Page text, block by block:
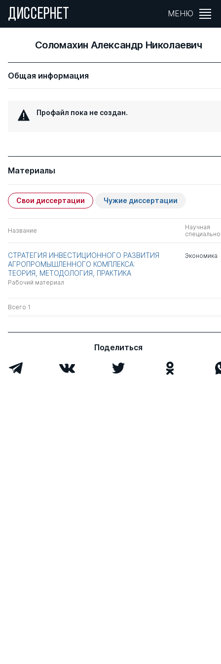
ДИССЕРНЕТ МЕНЮ
Соломахин Александр Николаевич
Общая информация
Профайл пока не создан.
Материалы
Свои диссертации Чужие диссертации
Название
Научная
СТРАТЕГИЯ ИНВЕСТИЦИОННОГО РАЗВИТИЯ
АГРОПРОМЫШЛЕННОГО КОМПЛЕКСА:
ТЕОРИЯ, МЕТОДОЛОГИЯ, ПРАКТИКА
Рабочий материал
Экономика
Всего 1
Поделиться